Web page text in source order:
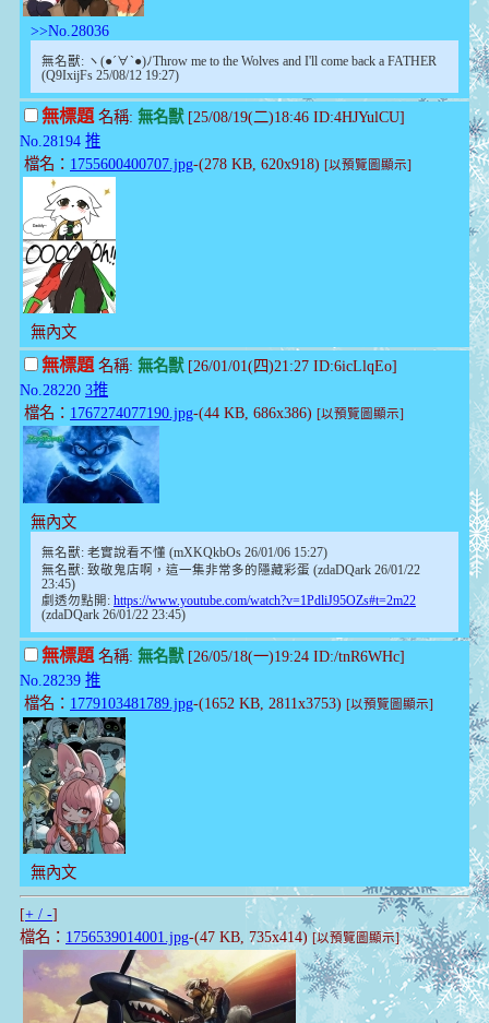
>>No.28036
無名獸: ヽ(●´∀`●)ﾉThrow me to the Wolves and I'll come back a FATHER
(Q9IxijFs 25/08/12 19:27)
無標題名稱: 無名獸[25/08/19(二)18:46 ID:4HJYulCU]
No.28194 推
檔名： 1755600400707.jpg-(278 KB, 620x918) [以預覽圖顯示]
無內文
無標題名稱: 無名獸[26/01/01(四)21:27 ID:6icLlqEo]
No.28220 3推
檔名： 1767274077190.jpg-(44 KB, 686x386) [以預覽圖顯示]
無內文
無名獸: 老實說看不懂 (mXKQkbOs 26/01/06 15:27)
無名獸: 致敬鬼店啊，這一集非常多的隱藏彩蛋 (zdaDQark 26/01/22
23:45)
劇透勿點開: https://www.youtube.com/watch?v=1PdliJ95OZs#t=2m22
(zdaDQark 26/01/22 23:45)
無標題名稱: 無名獸[26/05/18(一)19:24 ID:/tnR6WHc]
No.28239 推
檔名： 1779103481789.jpg-(1652 KB, 2811x3753) [以預覽圖顯示]
無內文
[+ / -]
檔名： 1756539014001.jpg-(47 KB, 735x414) [以預覽圖顯示]